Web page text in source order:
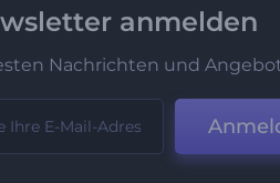
anmelden
Nachrichten und